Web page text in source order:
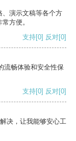
、演示文稿等各个方
方便。
支持[0] 反对[0]
流畅体验和安全性保
支持[0] 反对[0]
决，让我能够安心工